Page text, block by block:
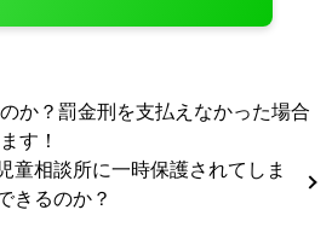
か？罰金刑を支払えなかった場合
す！
童相談所に一時保護されてしま
きるのか？